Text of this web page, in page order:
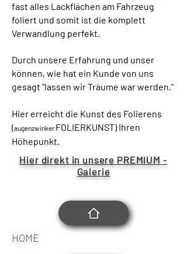
fast alles Lackflächen am Fahrzeug
foliert und somit ist die komplett
Verwandlung perfekt.
Durch unsere Erfahrung und unser
können, wie hat ein Kunde von uns
gesagt "lassen wir Träume war werden."
Hier erreicht die Kunst des Folierens
(augenzwinker FOLIERKUNST) Ihren
Höhepunkt.
Hier direkt in unsere PREMIUM -
Galerie
HOME